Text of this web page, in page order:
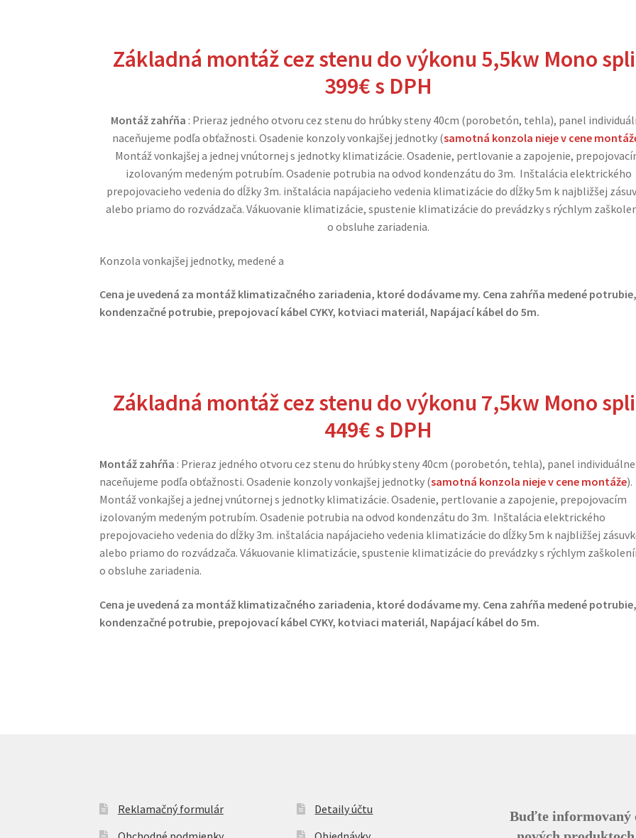
Základná montáž cez stenu do výkonu 5,5kw Mono
399€ s DPH
Montáž zahŕňa : Prieraz jedného otvoru cez stenu do hrúbky steny 40cm (porobetón, tehla), panel
naceňujeme podľa obťažnosti. Osadenie konzoly vonkajšej jednotky (samotná konzola nieje v cene
Montáž vonkajšej a jednej vnútornej s jednotky klimatizácie. Osadenie, pertlovanie a zapojenie,
izolovaným medeným potrubím. Osadenie potrubia na odvod kondenzátu do 3m. Inštalácia elektrického
prepojovacieho vedenia do dĺžky 3m. inštalácia napájacieho vedenia klimatizácie do dĺžky 5m k najbližšej
alebo priamo do rozvádzača. Vákuovanie klimatizácie, spustenie klimatizácie do prevádzky s rýchlym
o obsluhe zariadenia.
Konzola vonkajšej jednotky, medené a
Cena je uvedená za montáž klimatizačného zariadenia, ktoré dodávame my. Cena zahŕňa medené potrubie,
kondenzačné potrubie, prepojovací kábel CYKY, kotviaci materiál, Napájací kábel do 5m.
Základná montáž cez stenu do výkonu 7,5kw Mono
449€ s DPH
Montáž zahŕňa : Prieraz jedného otvoru cez stenu do hrúbky steny 40cm (porobetón, tehla), panel individuálne
naceňujeme podľa obťažnosti. Osadenie konzoly vonkajšej jednotky (samotná konzola nieje v cene montáže).
Montáž vonkajšej a jednej vnútornej s jednotky klimatizácie. Osadenie, pertlovanie a zapojenie, prepojovacím
izolovaným medeným potrubím. Osadenie potrubia na odvod kondenzátu do 3m. Inštalácia elektrického
prepojovacieho vedenia do dĺžky 3m. inštalácia napájacieho vedenia klimatizácie do dĺžky 5m k najbližšej
alebo priamo do rozvádzača. Vákuovanie klimatizácie, spustenie klimatizácie do prevádzky s rýchlym
o obsluhe zariadenia.
Cena je uvedená za montáž klimatizačného zariadenia, ktoré dodávame my. Cena zahŕňa medené potrubie,
kondenzačné potrubie, prepojovací kábel CYKY, kotviaci materiál, Napájací kábel do 5m.
Reklamačný formulár
Detaily účtu
Buďte informovaný